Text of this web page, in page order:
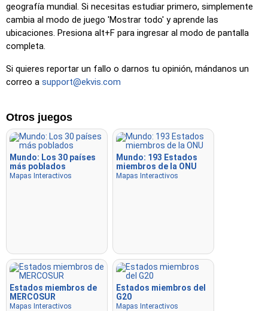
ubicaciones vuelven a su color original después de ser
seleccionadas.
Haz clic en… (sin fronteras)
Haz clic en… (banderas)
: Como 'Haz clic en…', pero solo
se muestra una bandera, sin nombres.
haciendo clic o presionando las teclas 1–4.
Escribir al azar: Escribe los nombres de las ubicaciones en
cualquier orden; se resaltarán en el mapa a medida que
avances.
geografía mundial. Si necesitas estudiar primero, simplemente
cambia al modo de juego 'Mostrar todo' y aprende las
ubicaciones. Presiona alt+F para ingresar al modo de pantalla
completa.
Si quieres reportar un fallo o darnos tu opinión, mándanos un
correo a support@ekvis.com
Otros juegos
Mundo: Los 30 países
más poblados
Mapas Interactivos
Mundo: 193 Estados
miembros de la ONU
Mapas Interactivos
Estados miembros de
MERCOSUR
Mapas Interactivos
Estados miembros del
G20
Mapas Interactivos